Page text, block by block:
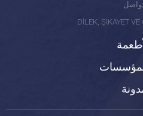
DİLEK, ŞİKAYET
للمؤسسات